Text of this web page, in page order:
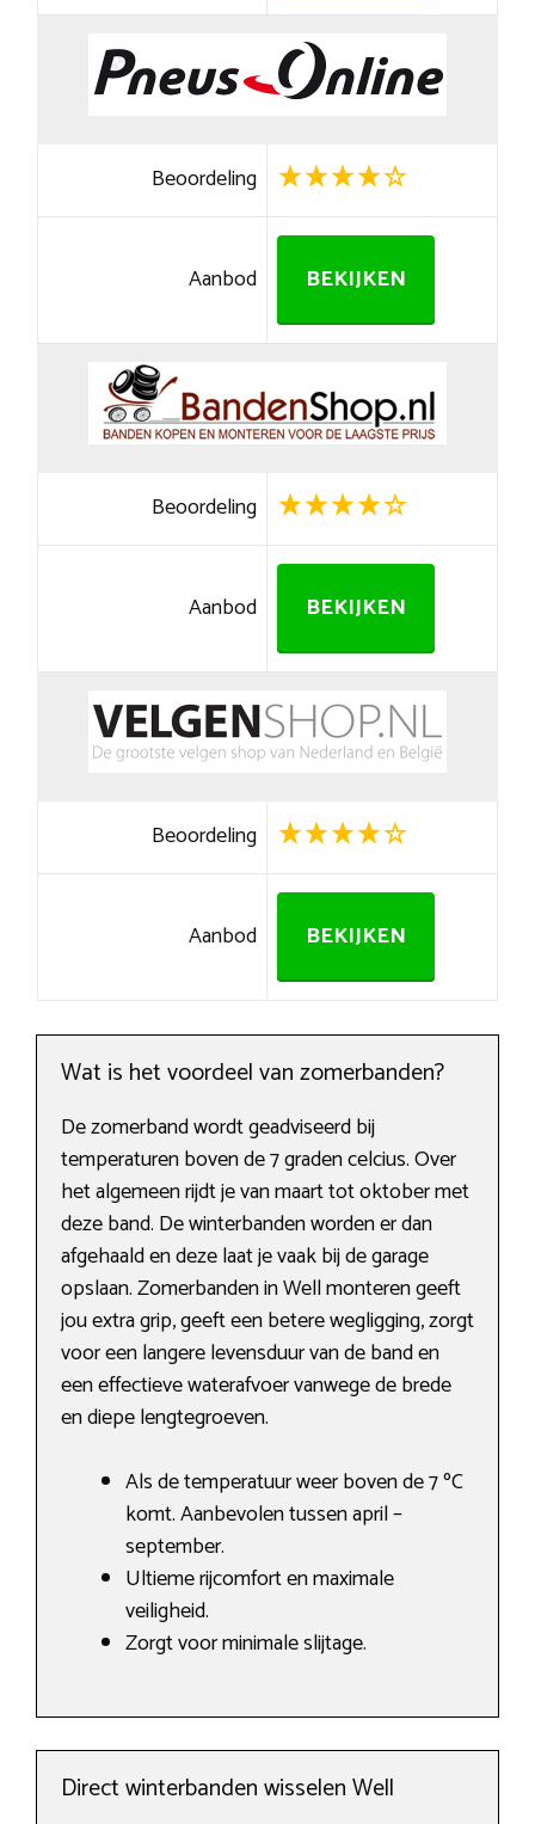
Beoordeling
Aanbod BEKIJKEN
Beoordeling
Aanbod BEKIJKEN
Beoordeling
Aanbod BEKIJKEN
Wat is het voordeel van zomerbanden?
De zomerband wordt geadviseerd bij
temperaturen boven de 7 graden celcius. Over
het algemeen rijdt je van maart tot oktober met
deze band. De winterbanden worden er dan
afgehaald en deze laat je vaak bij de garage
opslaan. Zomerbanden in Well monteren geeft
jou extra grip, geeft een betere wegligging, zorgt
voor een langere levensduur van de band en
een effectieve waterafvoer vanwege de brede
en diepe lengtegroeven.
Als de temperatuur weer boven de 7 ºC
komt. Aanbevolen tussen april –
september.
Ultieme rijcomfort en maximale
veiligheid.
Zorgt voor minimale slijtage.
Direct winterbanden wisselen Well